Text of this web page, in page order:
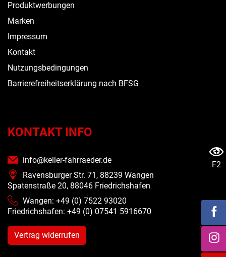
Produktwerbungen
Marken
Impressum
Kontakt
Nutzungsbedingungen
Barrierefreiheitserklärung nach BFSG
KONTAKT INFO
info@keller-fahrraeder.de
Ravensburger Str. 71, 88239 Wangen
Spatenstraße 20, 88046 Friedrichshafen
Wangen: +49 (0) 7522 93020
Friedrichshafen: +49 (0) 07541 5916670
Vertrag widerrufen
F2